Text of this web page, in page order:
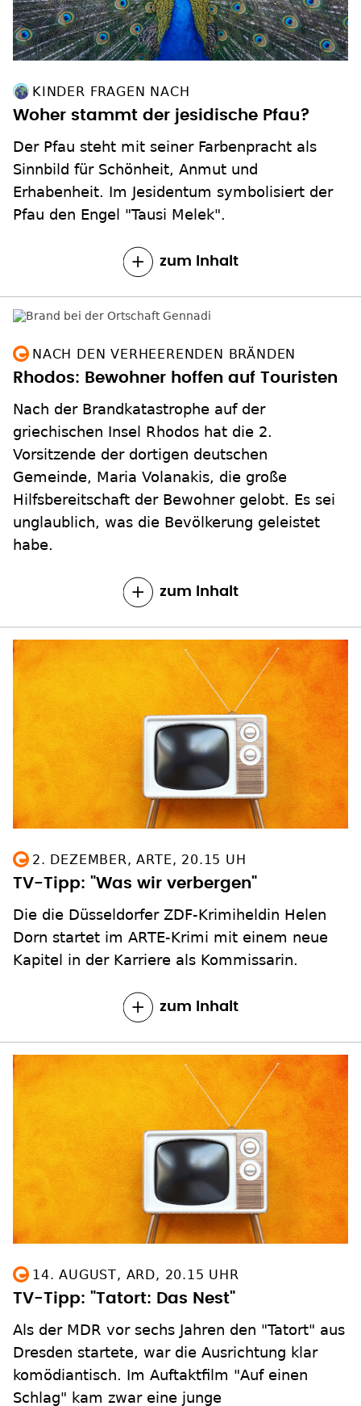
KINDER FRAGEN NACH
Woher stammt der jesidische Pfau?
Der Pfau steht mit seiner Farbenpracht als
Sinnbild für Schönheit, Anmut und
Erhabenheit. Im Jesidentum symbolisiert der
Pfau den Engel "Tausi Melek".
zum Inhalt
NACH DEN VERHEERENDEN BRÄNDEN
Rhodos: Bewohner hoffen auf Touristen
Nach der Brandkatastrophe auf der
griechischen Insel Rhodos hat die 2.
Vorsitzende der dortigen deutschen
Gemeinde, Maria Volanakis, die große
Hilfsbereitschaft der Bewohner gelobt. Es sei
unglaublich, was die Bevölkerung geleistet
habe.
zum Inhalt
2. DEZEMBER, ARTE, 20.15 UH
TV-Tipp: "Was wir verbergen"
Die die Düsseldorfer ZDF-Krimiheldin Helen
Dorn startet im ARTE-Krimi mit einem neue
Kapitel in der Karriere als Kommissarin.
zum Inhalt
14. AUGUST, ARD, 20.15 UHR
TV-Tipp: "Tatort: Das Nest"
Als der MDR vor sechs Jahren den "Tatort" aus
Dresden startete, war die Ausrichtung klar
komödiantisch. Im Auftaktfilm "Auf einen
Schlag" kam zwar eine junge